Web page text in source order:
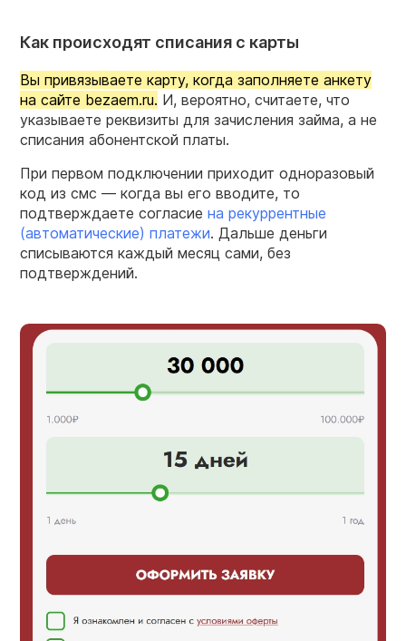
Как происходят списания с карты
Вы привязываете карту, когда заполняете анкету
на сайте bezaem.ru. И, вероятно, считаете, что
указываете реквизиты для зачисления займа, а не
списания абонентской платы.
При первом подключении приходит одноразовый
код из смс — когда вы его вводите, то
подтверждаете согласие на рекуррентные
(автоматические) платежи. Дальше деньги
списываются каждый месяц сами, без
подтверждений.